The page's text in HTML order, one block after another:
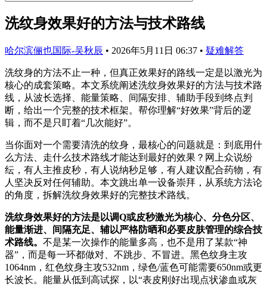
洗纹身效果好的方法与技术路线
哈尔滨俪也国际-吴秋辰 • 2026年5月11日 06:37 • 疑难解答
洗纹身的方法不止一种，但真正效果好的路线一定是以激光为
核心的成套策略。本文系统阐述洗纹身效果好的方法与技术路
线，从波长选择、能量策略、间隔安排、辅助手段到终点判
断，给出一个完整的技术框架。帮你理解“好效果”背后的逻
辑，而不是只盯着“几次能好”。
当你面对一个需要清洗的纹身，最核心的问题就是：到底用什
么方法、走什么技术路线才能达到最好的效果？网上众说纷
纭，有人主推皮秒，有人说纳秒足够，有人建议配合药物，有
人坚决反对任何辅助。本文跳出单一设备崇拜，从系统方法论
的角度，拆解洗纹身效果好的完整技术路线。
洗纹身效果好的方法是以调Q或皮秒激光为核心、分色分区、
能量渐进、间隔充足、辅以严格防晒和必要皮肤管理的综合技
术路线。 不是某一次操作的能量多高，也不是用了某款“神
器”，而是每一环都做对、不跳步、不冒进。黑色纹身主攻
1064nm，红色纹身主攻532nm，绿色/蓝色可能需要650nm或更
长波长。能量从低到高试探，以“表皮刚好出现点状渗血或灰